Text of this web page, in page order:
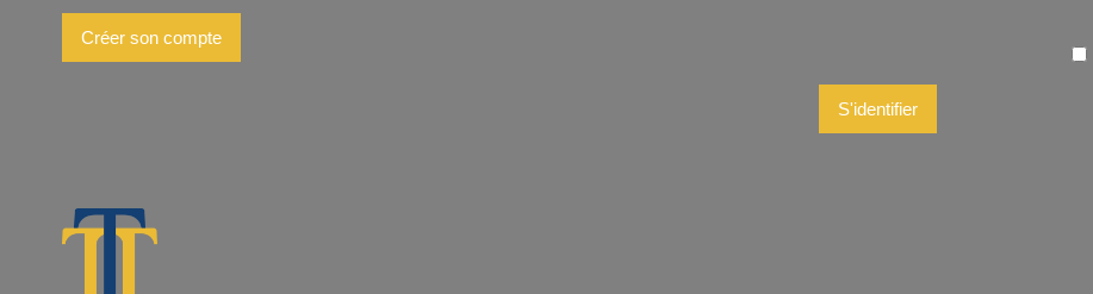
Créer son compte
S'identifier